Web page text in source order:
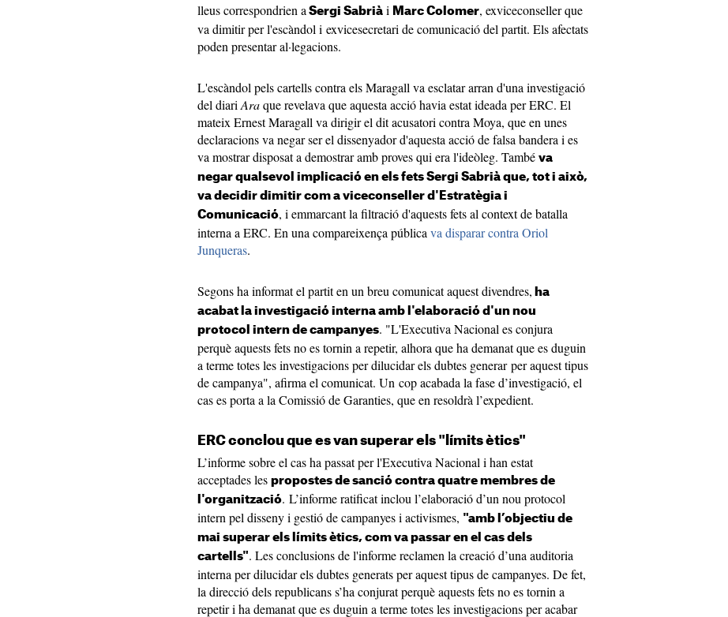
lleus correspondrien a Sergi Sabrià i Marc Colomer, exviceconseller que
va dimitir per l'escàndol i exvicesecretari de comunicació del partit. Els afectats
poden presentar al·legacions.
L'escàndol pels cartells contra els Maragall va esclatar arran d'una investigació
del diari Araque revelava que aquesta acció havia estat ideada per ERC. El
mateix Ernest Maragall va dirigir el dit acusatori contra Moya, que en unes
declaracions va negar ser el dissenyador d'aquesta acció de falsa bandera i es
va mostrar disposat a demostrar amb proves qui era l'ideòleg. També va
negar qualsevol implicació en els fets Sergi Sabrià que, tot i això,
va decidir dimitir com a viceconseller d'Estratègia i
Comunicació, i emmarcant la filtració d'aquests fets al context de batalla
interna a ERC. En una compareixença pública va disparar contra Oriol
Junqueras.
Segons ha informat el partit en un breu comunicat aquest divendres, ha
acabat la investigació interna amb l'elaboració d'un nou
protocol intern de campanyes. "L'Executiva Nacional es conjura
perquè aquests fets no es tornin a repetir, alhora que ha demanat que es duguin
a terme totes les investigacions per dilucidar els dubtes generar per aquest tipus
de campanya", afirma el comunicat. Un cop acabada la fase d’investigació, el
cas es porta a la Comissió de Garanties, que en resoldrà l’expedient.
ERC conclou que es van superar els "límits ètics"
L’informe sobre el cas ha passat per l'Executiva Nacional i han estat
acceptades les propostes de sanció contra quatre membres de
l'organització. L’informe ratificat inclou l’elaboració d’un nou protocol
intern pel disseny i gestió de campanyes i activismes, "amb l’objectiu de
mai superar els límits ètics, com va passar en el cas dels
cartells". Les conclusions de l'informe reclamen la creació d’una auditoria
interna per dilucidar els dubtes generats per aquest tipus de campanyes. De fet,
la direcció dels republicans s’ha conjurat perquè aquests fets no es tornin a
repetir i ha demanat que es duguin a terme totes les investigacions per acabar